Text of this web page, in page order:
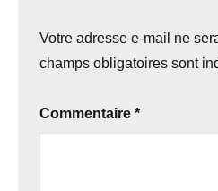
Votre adresse e-mail ne
champs obligatoires sont
Commentaire *